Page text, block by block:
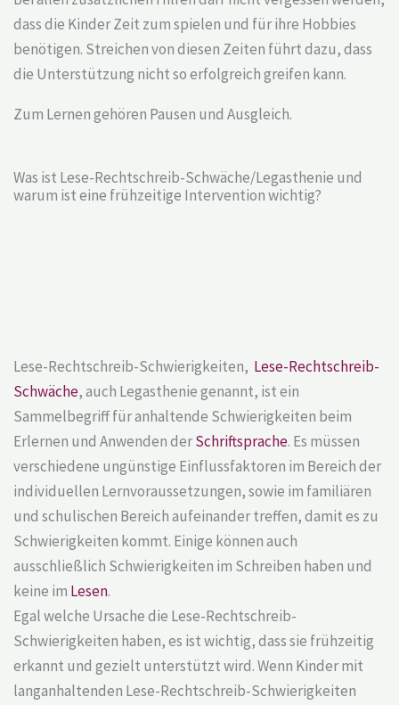
dass die Kinder Zeit zum spielen und für ihre Hobbies
benötigen. Streichen von diesen Zeiten führt dazu, dass
die Unterstützung nicht so erfolgreich greifen kann.
Zum Lernen gehören Pausen und Ausgleich.
Was ist Lese-Rechtschreib-Schwäche/Legasthenie und
warum ist eine frühzeitige Intervention wichtig?
Lese-Rechtschreib-Schwierigkeiten, Lese-Rechtschreib-
Schwäche, auch Legasthenie genannt, ist ein
Sammelbegriff für anhaltende Schwierigkeiten beim
Erlernen und Anwenden derSchriftsprache. Es müssen
verschiedene ungünstige Einflussfaktoren im Bereich der
individuellen Lernvoraussetzungen, sowie im familiären
und schulischen Bereich aufeinander treffen, damit es zu
Schwierigkeiten kommt. Einige können auch
ausschließlich Schwierigkeiten im Schreiben haben und
keine im Lesen.
Egal welche Ursache die Lese-Rechtschreib-
Schwierigkeiten haben, es ist wichtig, dass sie frühzeitig
erkannt und gezielt unterstützt wird. Wenn Kinder mit
langanhaltenden Lese-Rechtschreib-Schwierigkeiten